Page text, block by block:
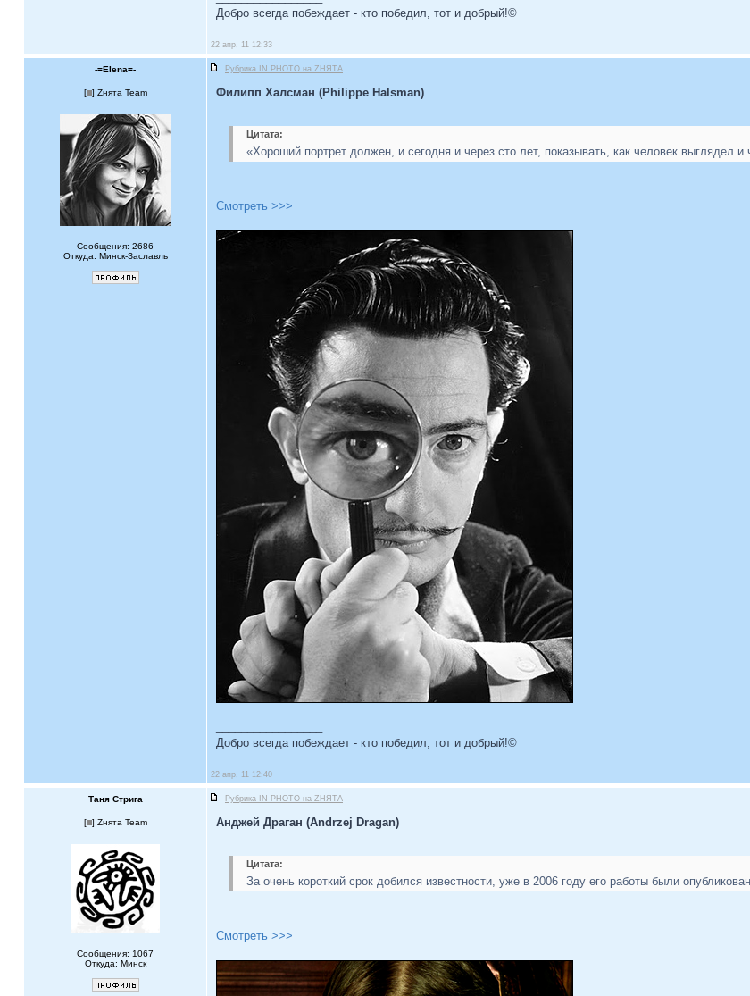
Добро всегда побеждает - кто победил, тот и добрый!©
22 апр, 11 12:33
-=Elena=- Рубрика IN PHOTO на ZНЯТА
[ ] Zнята Team
Сообщения: 2686
Откуда: Минск-Заславль
Филипп Халсман (Philippe Halsman)
Цитата:
«Хороший портрет должен, и сегодня и через сто лет, показывать, как человек выглядел и
Смотреть >>>
Добро всегда побеждает - кто победил, тот и добрый!©
22 апр, 11 12:40
Таня Стрига Рубрика IN PHOTO на ZНЯТА
[ ] Zнята Team
Сообщения: 1067
Откуда: Минск
Анджей Драган (Andrzej Dragan)
Цитата:
За очень короткий срок добился известности, уже в 2006 году его работы были
Смотреть >>>